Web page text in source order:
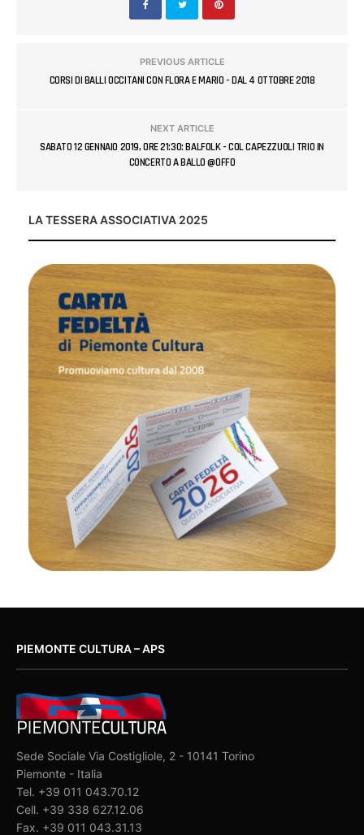
PREVIOUS ARTICLE
CORSI DI BALLI OCCITANI CON FLORA E MARIO - DAL 4 OTTOBRE 2018
NEXT ARTICLE
SABATO 12 GENNAIO 2019, ORE 21:30: BALFOLK - COL CAPEZZUOLI TRIO IN
CONCERTO A BALLO @OFFO
LA TESSERA ASSOCIATIVA 2025
PIEMONTE CULTURA – APS
Sede Sociale Via Costigliole, 2 - 10141 Torino
Piemonte - Italia
Tel. +39 011 043.70.12
Cell. +39 338 627.12.06
Fax. +39 011 043.31.13